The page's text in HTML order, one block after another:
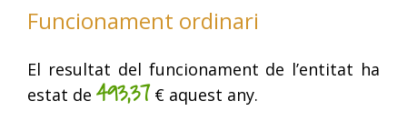
Funcionament ordinari
El resultat del funcionament de l’entitat ha
estat de 493,37 € aquest any.